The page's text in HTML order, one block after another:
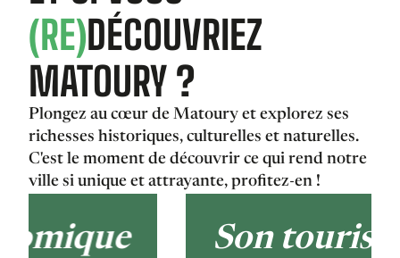
(RE)DÉCOUVRIEZ
MATOURY ?
Plongez au cœur de Matoury et explorez ses
richesses historiques, culturelles et naturelles.
C'est le moment de découvrir ce qui rend notre
ville si unique et attrayante, profitez-en !
Son tourisme et